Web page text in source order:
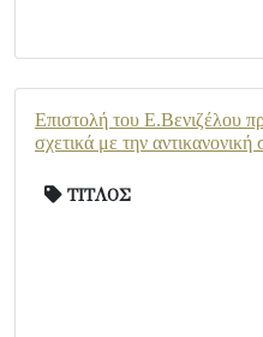
Επιστολή του Ε.Βενιζέλου
σχετικά με την
ΤΙΤΛΟΣ